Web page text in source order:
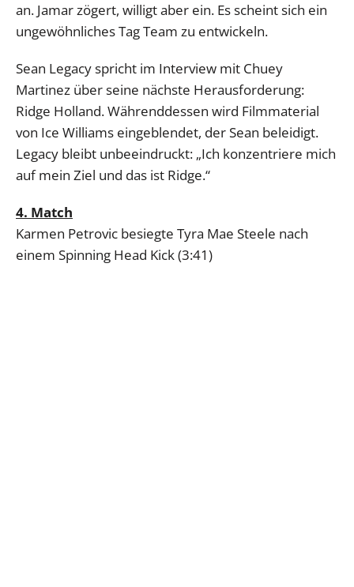
an. Jamar zögert, willigt aber ein. Es scheint sich ein
ungewöhnliches Tag Team zu entwickeln.
Sean Legacy spricht im Interview mit Chuey
Martinez über seine nächste Herausforderung:
Ridge Holland. Währenddessen wird Filmmaterial
von Ice Williams eingeblendet, der Sean beleidigt.
Legacy bleibt unbeeindruckt: „Ich konzentriere mich
auf mein Ziel und das ist Ridge.“
4. Match
Karmen Petrovic besiegte Tyra Mae Steele nach
einem Spinning Head Kick (3:41)